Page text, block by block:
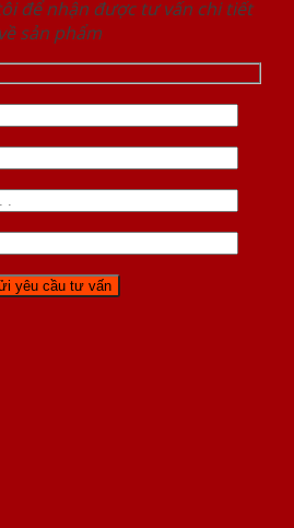
để nhận được tư vấn chi tiết
về sản phẩm